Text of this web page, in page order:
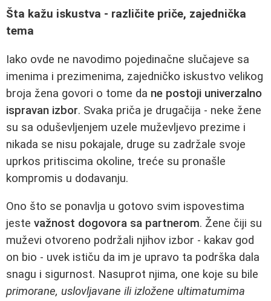
Šta kažu iskustva - različite priče, zajednička
tema
Iako ovde ne navodimo pojedinačne slučajeve sa
imenima i prezimenima, zajedničko iskustvo velikog
broja žena govori o tome da ne postoji univerzalno
ispravan izbor. Svaka priča je drugačija - neke žene
su sa oduševljenjem uzele muževljevo prezime i
nikada se nisu pokajale, druge su zadržale svoje
uprkos pritiscima okoline, treće su pronašle
kompromis u dodavanju.
Ono što se ponavlja u gotovo svim ispovestima
jeste važnost dogovora sa partnerom. Žene čiji su
muževi otvoreno podržali njihov izbor - kakav god
on bio - uvek ističu da im je upravo ta podrška dala
snagu i sigurnost. Nasuprot njima, one koje su bile
primorane, uslovljavane ili izložene ultimatumima